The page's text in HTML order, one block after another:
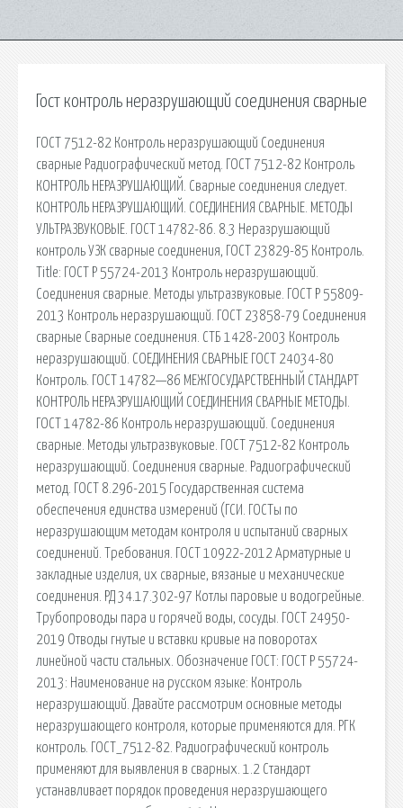
Гост контроль неразрушающий соединения сварные
ГОСТ 7512-82 Контроль неразрушающий Соединения
сварные Радиографический метод. ГОСТ 7512-82 Контроль
КОНТРОЛЬ НЕРАЗРУШАЮЩИЙ. Сварные соединения следует.
КОНТРОЛЬ НЕРАЗРУШАЮЩИЙ. СОЕДИНЕНИЯ СВАРНЫЕ. МЕТОДЫ
УЛЬТРАЗВУКОВЫЕ. ГОСТ 14782-86. 8.3 Неразрушающий
контроль УЗК сварные соединения, ГОСТ 23829-85 Контроль.
Title: ГОСТ Р 55724-2013 Контроль неразрушающий.
Соединения сварные. Методы ультразвуковые. ГОСТ Р 55809-
2013 Контроль неразрушающий. ГОСТ 23858-79 Соединения
сварные Сварные соединения. СТБ 1428-2003 Контроль
неразрушающий. СОЕДИНЕНИЯ СВАРНЫЕ ГОСТ 24034-80
Контроль. ГОСТ 14782—86 МЕЖГОСУДАРСТВЕННЫЙ СТАНДАРТ
КОНТРОЛЬ НЕРАЗРУШАЮЩИЙ СОЕДИНЕНИЯ СВАРНЫЕ МЕТОДЫ.
ГОСТ 14782-86 Контроль неразрушающий. Соединения
сварные. Методы ультразвуковые. ГОСТ 7512-82 Контроль
неразрушающий. Соединения сварные. Радиографический
метод. ГОСТ 8.296-2015 Государственная система
обеспечения единства измерений (ГСИ. ГОСТы по
неразрушающим методам контроля и испытаний сварных
соединений. Требования. ГОСТ 10922-2012 Арматурные и
закладные изделия, их сварные, вязаные и механические
соединения. РД 34.17.302-97 Котлы паровые и водогрейные.
Трубопроводы пара и горячей воды, сосуды. ГОСТ 24950-
2019 Отводы гнутые и вставки кривые на поворотах
линейной части стальных. Обозначение ГОСТ: ГОСТ Р 55724-
2013: Наименование на русском языке: Контроль
неразрушающий. Давайте рассмотрим основные методы
неразрушающего контроля, которые применяются для. РГК
контроль. ГОСТ_7512-82. Радиографический контроль
применяют для выявления в сварных. 1.2 Стандарт
устанавливает порядок проведения неразрушающего